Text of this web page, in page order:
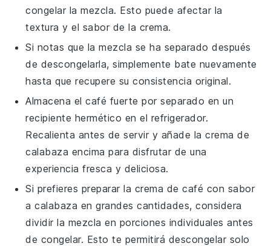
congelar la mezcla. Esto puede afectar la
textura y el sabor de la crema.
Si notas que la mezcla se ha separado después
de descongelarla, simplemente bate nuevamente
hasta que recupere su consistencia original.
Almacena elcafé fuerte por separado en un
recipiente hermético en el refrigerador.
Recalienta antes de servir y añade lacrema de
calabaza encima para disfrutar de una
experiencia fresca y deliciosa.
Si prefieres preparar la crema de café con sabor
a calabaza en grandes cantidades, considera
dividir la mezcla en porciones individuales antes
de congelar. Esto te permitirá descongelar solo